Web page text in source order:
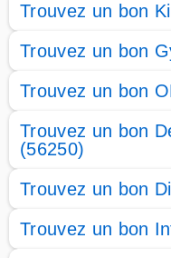
Trouvez un bon
Trouvez un bon
Trouvez un bon
Trouvez un bon
(56250)
Trouvez un bon
Trouvez un bon